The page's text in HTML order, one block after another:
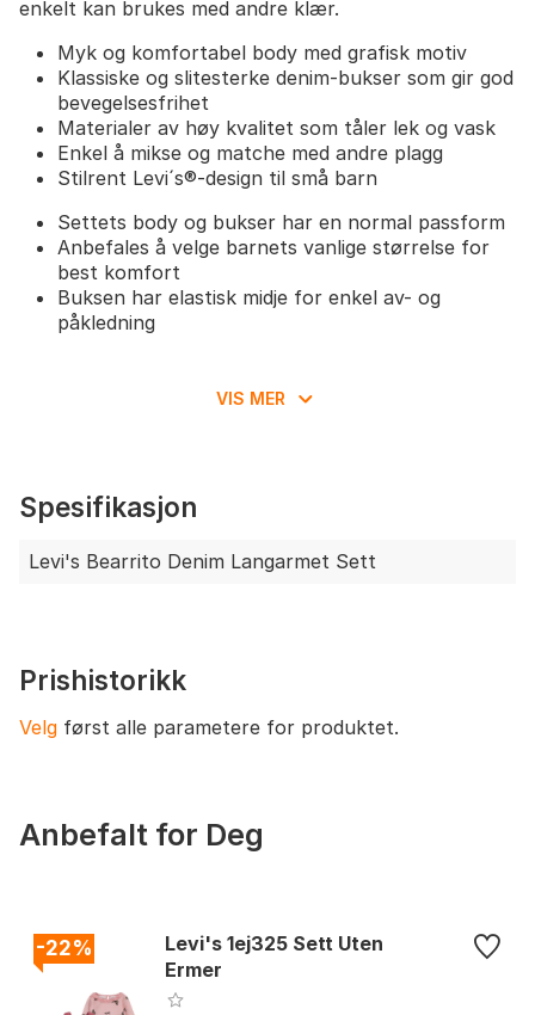
enkelt kan brukes med andre klær.
Myk og komfortabel body med grafisk motiv
Klassiske og slitesterke denim-bukser som gir god
bevegelsesfrihet
Materialer av høy kvalitet som tåler lek og vask
Enkel å mikse og matche med andre plagg
Stilrent Levi´s®-design til små barn
Settets body og bukser har en normal passform
Anbefales å velge barnets vanlige størrelse for
best komfort
Buksen har elastisk midje for enkel av- og
påkledning
VIS MER
Spesifikasjon
Levi's Bearrito Denim Langarmet Sett
Prishistorikk
Velg først alle parametere for produktet.
Anbefalt for Deg
-22%
Levi's 1ej325 Sett Uten
Ermer